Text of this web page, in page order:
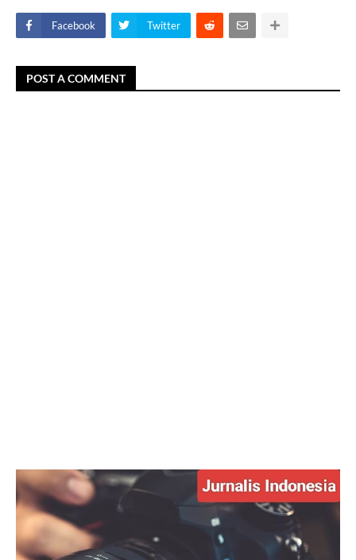
Facebook Twitter
POST A COMMENT